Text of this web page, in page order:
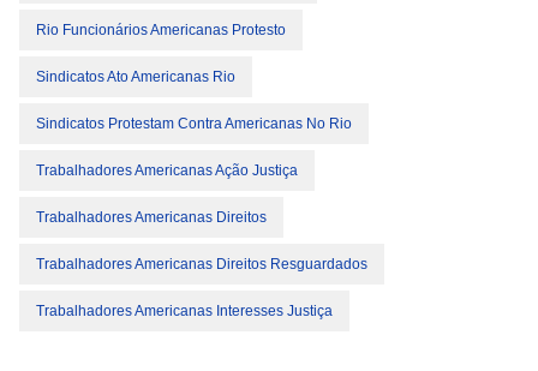
Rio Funcionários Americanas Protesto
Sindicatos Ato Americanas Rio
Sindicatos Protestam Contra Americanas No Rio
Trabalhadores Americanas Ação Justiça
Trabalhadores Americanas Direitos
Trabalhadores Americanas Direitos Resguardados
Trabalhadores Americanas Interesses Justiça